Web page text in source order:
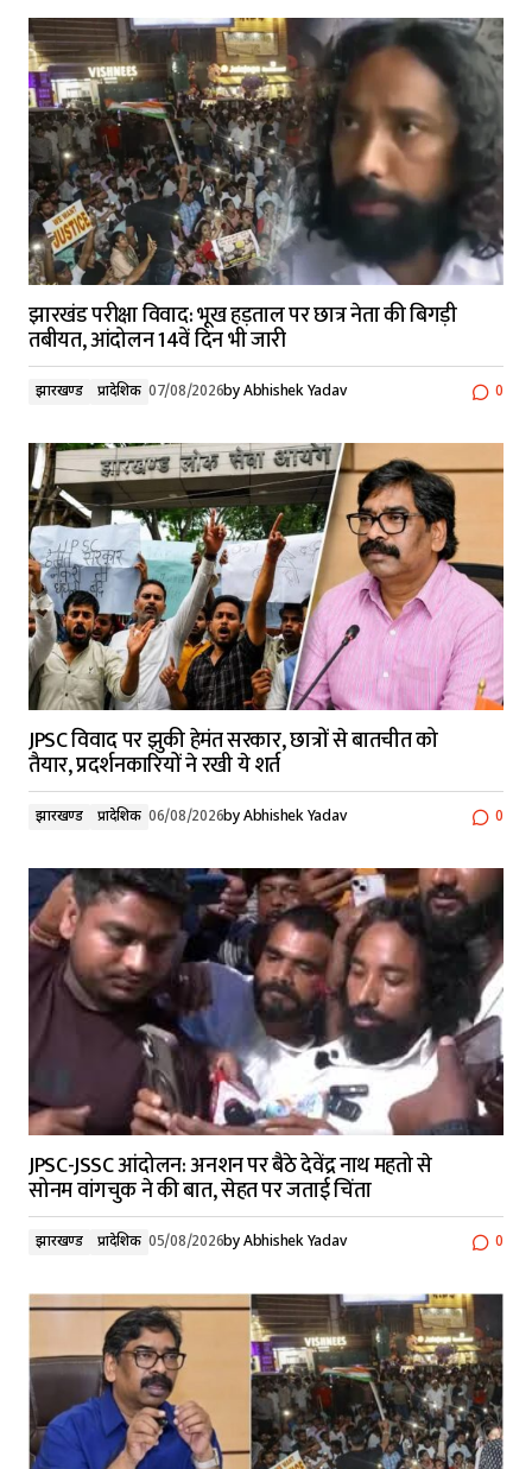
झारखंड परीक्षा विवाद: भूख हड़ताल पर छात्र नेता की बिगड़ी
तबीयत, आंदोलन 14वें दिन भी जारी
झारखण्ड प्रादेशिक 07/08/2026byAbhishek Yadav 0
JPSC विवाद पर झुकी हेमंत सरकार, छात्रों से बातचीत को
तैयार, प्रदर्शनकारियों ने रखी ये शर्त
झारखण्ड प्रादेशिक 06/08/2026byAbhishek Yadav 0
JPSC-JSSC आंदोलन: अनशन पर बैठे देवेंद्र नाथ महतो से
सोनम वांगचुक ने की बात, सेहत पर जताई चिंता
झारखण्ड प्रादेशिक 05/08/2026byAbhishek Yadav 0